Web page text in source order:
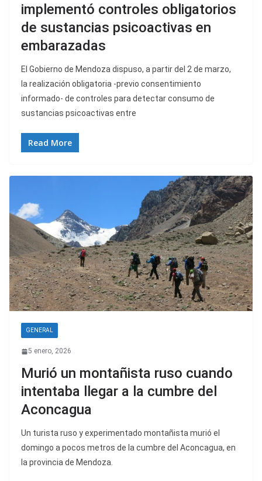
implementó controles obligatorios
de sustancias psicoactivas en
embarazadas
El Gobierno de Mendoza dispuso, a partir del 2 de marzo,
la realización obligatoria -previo consentimiento
informado- de controles para detectar consumo de
sustancias psicoactivas entre
Read More
GENERAL
5 enero, 2026
Murió un montañista ruso cuando
intentaba llegar a la cumbre del
Aconcagua
Un turista ruso y experimentado montañista murió el
domingo a pocos metros de la cumbre del Aconcagua, en
la provincia de Mendoza.